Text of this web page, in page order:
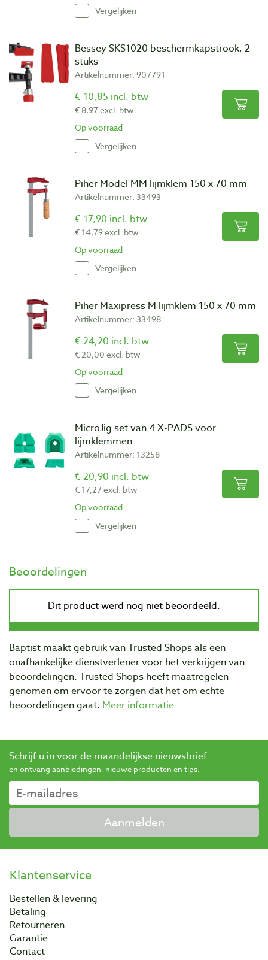
Vergelijken
Bessey SKS1020 beschermkapstrook, 2
stuks
Artikelnummer: 907791
€ 10,85 incl. btw
€ 8,97 excl. btw
Op voorraad
Vergelijken
Piher Model MM lijmklem 150 x 70 mm
Artikelnummer: 33493
€ 17,90 incl. btw
€ 14,79 excl. btw
Op voorraad
Vergelijken
Piher Maxipress M lijmklem 150 x 70 mm
Artikelnummer: 33498
€ 24,20 incl. btw
€ 20,00 excl. btw
Op voorraad
Vergelijken
MicroJig set van 4 X-PADS voor
lijmklemmen
Artikelnummer: 13258
€ 20,90 incl. btw
€ 17,27 excl. btw
Op voorraad
Vergelijken
Beoordelingen
Baptist maakt gebruik van Trusted Shops als een
onafhankelijke dienstverlener voor het verkrijgen van
beoordelingen. Trusted Shops heeft maatregelen
genomen om ervoor te zorgen dat het om echte
beoordelingen gaat. Meer informatie
Schrijf u in voor de maandelijkse nieuwsbrief
en ontvang aanbiedingen, nieuwe producten en tips.
Aanmelden
Klantenservice
Bestellen & levering
Betaling
Retourneren
Garantie
Contact